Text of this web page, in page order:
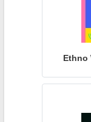
Ethno